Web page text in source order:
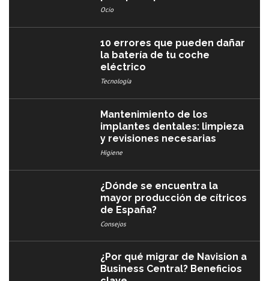
Ocio
10 errores que pueden dañar
la batería de tu coche
eléctrico
Tecnología
Mantenimiento de los
implantes dentales: limpieza
y revisiones necesarias
Higiene
¿Dónde se encuentra la
mayor producción de cítricos
de España?
Consejos
¿Por qué migrar de Navision a
Business Central? Beneficios